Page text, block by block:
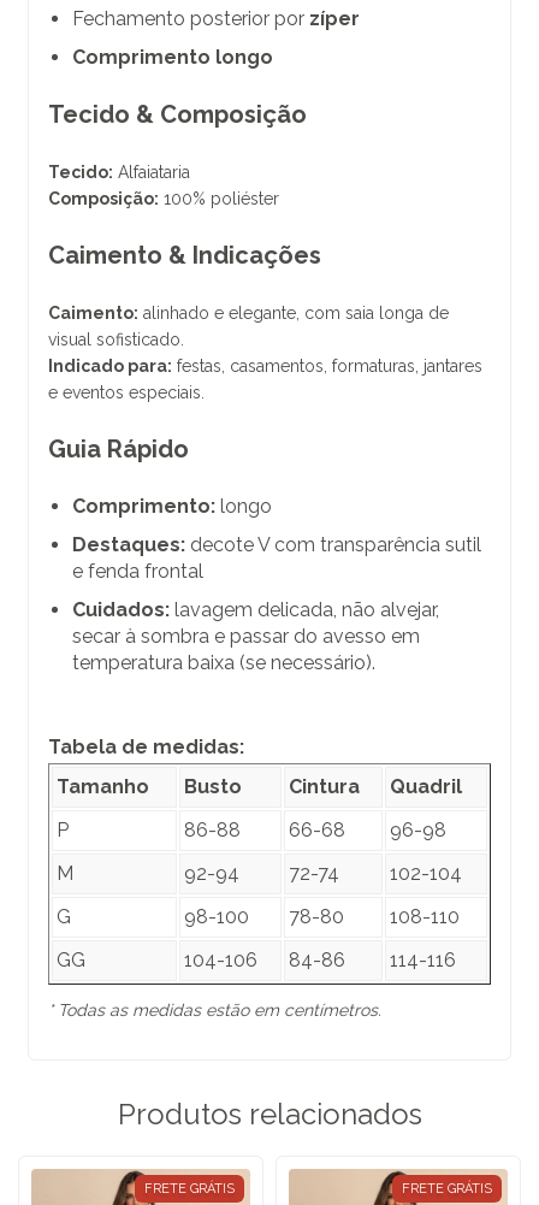
Fechamento posterior por zíper
Comprimento longo
Tecido & Composição
Tecido: Alfaiataria
Composição: 100% poliéster
Caimento & Indicações
Caimento: alinhado e elegante, com saia longa de
visual sofisticado.
Indicado para: festas, casamentos, formaturas, jantares
e eventos especiais.
Guia Rápido
Comprimento: longo
Destaques: decote V com transparência sutil
e fenda frontal
Cuidados: lavagem delicada, não alvejar,
secar à sombra e passar do avesso em
temperatura baixa (se necessário).
Tabela de medidas:
Tamanho
Busto Cintura
Quadril
P
86-88 66-68
96-98
M
92-94 72-74
102-104
G
98-100 78-80
108-110
GG
104-106 84-86 114-116
* Todas as medidas estão em centímetros.
Produtos relacionados
FRETE GRÁTIS FRETE GRÁTIS